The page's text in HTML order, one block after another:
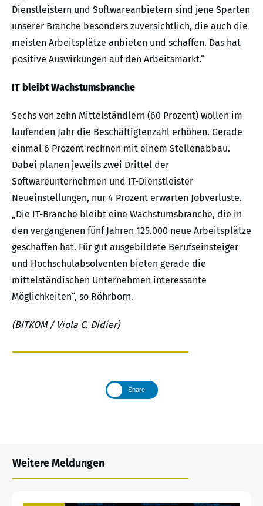
Dienstleistern und Softwareanbietern sind jene Sparten
unserer Branche besonders zuversichtlich, die auch die
meisten Arbeitsplätze anbieten und schaffen. Das hat
positive Auswirkungen auf den Arbeitsmarkt.“
IT bleibt Wachstumsbranche
Sechs von zehn Mittelständlern (60 Prozent) wollen im
laufenden Jahr die Beschäftigtenzahl erhöhen. Gerade
einmal 6 Prozent rechnen mit einem Stellenabbau.
Dabei planen jeweils zwei Drittel der
Softwareunternehmen und IT-Dienstleister
Neueinstellungen, nur 4 Prozent erwarten Jobverluste.
„Die IT-Branche bleibt eine Wachstumsbranche, die in
den vergangenen fünf Jahren 125.000 neue Arbeitsplätze
geschaffen hat. Für gut ausgebildete Berufseinsteiger
und Hochschulabsolventen bieten gerade die
mittelständischen Unternehmen interessante
Möglichkeiten“, so Röhrborn.
(BITKOM / Viola C. Didier)
Share
Weitere Meldungen